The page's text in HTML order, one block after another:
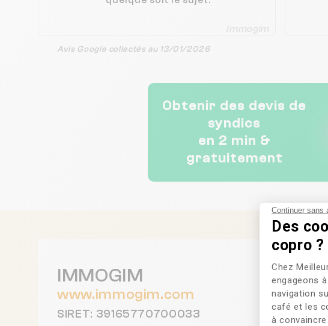
Continuer sans
Des
copro ?
Chez
engageons
navigation
café et les
à
Immogim
Avis Google collectés au 13/01/2026
Obtenir des devis de
syndics
en 2 min &
gratuitement
IMMOGIM
www.immogim.com
SIRET: 39165770700033